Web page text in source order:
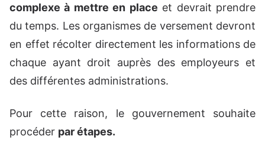
complexe à mettre en place et devrait prendre
du temps. Les organismes de versement devront
en effet récolter directement les informations de
chaque ayant droit auprès des employeurs et
des différentes administrations.
Pour cette raison, le gouvernement souhaite
procéder par étapes.